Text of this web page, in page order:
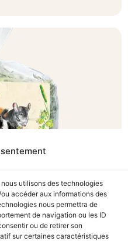
utilisons des technologies
accéder aux informations des
nous permettra de
de navigation ou les ID
ou de retirer son
sur certaines caractéristiques
500G